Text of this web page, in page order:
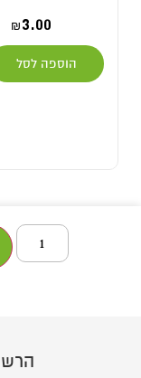
₪3.00
הוספה לסל